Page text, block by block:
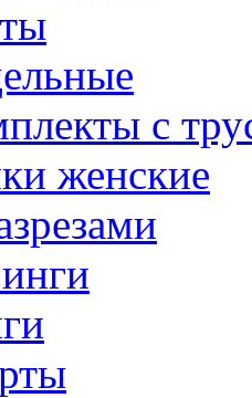
с
женские